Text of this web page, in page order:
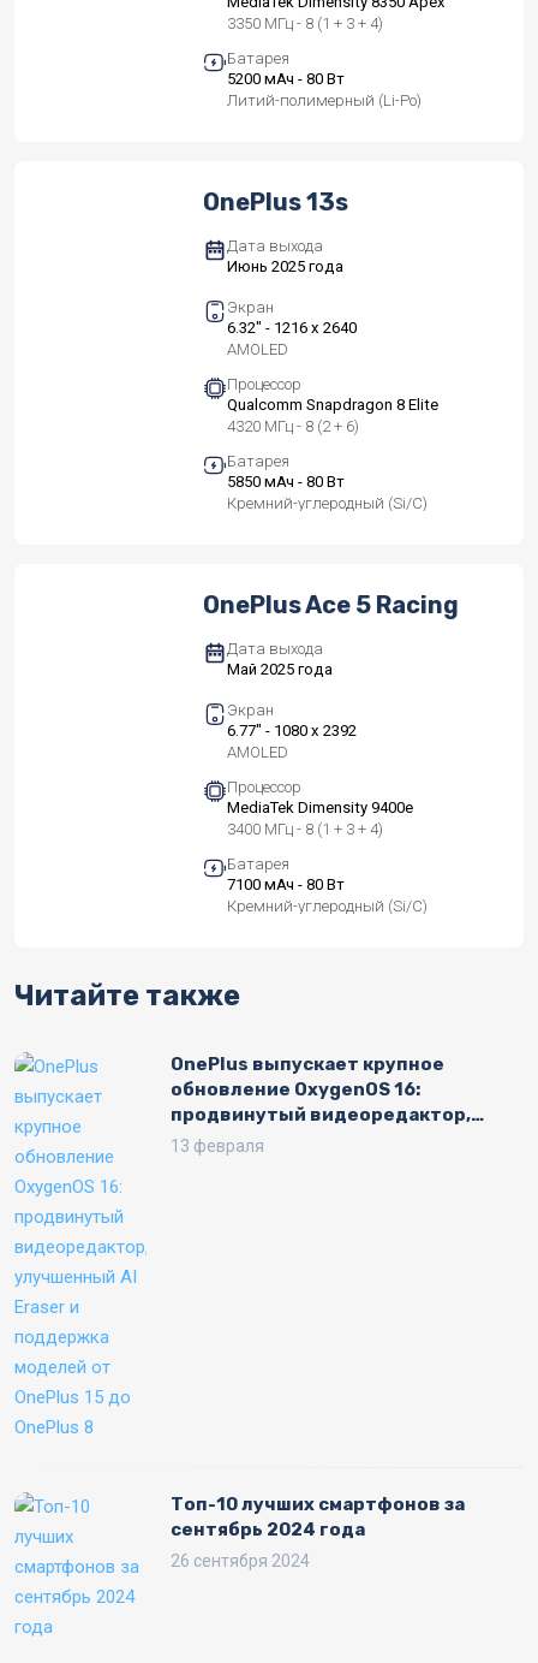
3350 МГц - 8 (1 + 3 + 4)
Батарея
5200 мАч - 80 Вт
Литий-полимерный (Li-Po)
OnePlus 13s
Дата выхода
Июнь 2025 года
Экран
6.32" - 1216 x 2640
AMOLED
Процессор
Qualcomm Snapdragon 8 Elite
4320 МГц - 8 (2 + 6)
Батарея
5850 мАч - 80 Вт
Кремний-углеродный (Si/C)
OnePlus Ace 5 Racing
Дата выхода
Май 2025 года
Экран
6.77" - 1080 x 2392
AMOLED
Процессор
MediaTek Dimensity 9400e
3400 МГц - 8 (1 + 3 + 4)
Батарея
7100 мАч - 80 Вт
Кремний-углеродный (Si/C)
Читайте также
OnePlus выпускает крупное
обновление OxygenOS 16:
продвинутый видеоредактор,
улучшенный AI Eraser и поддержка
13 февраля
Топ-10 лучших смартфонов за
сентябрь 2024 года
26 сентября 2024